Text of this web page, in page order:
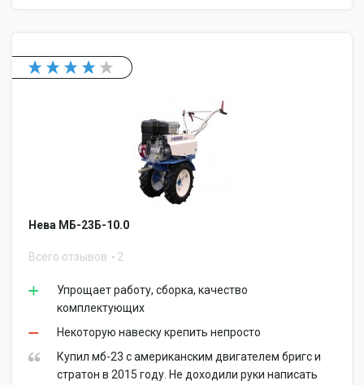
Нева МБ-23Б-10.0
Всего отзывов 2
Упрощает работу, сборка, качество
комплектующих
Некоторую навеску крепить непросто
Купил мб-23 с американским двигателем бригс и
стратон в 2015 году. Не доходили руки написать